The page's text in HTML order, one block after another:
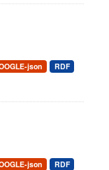
json
RDF
json
RDF